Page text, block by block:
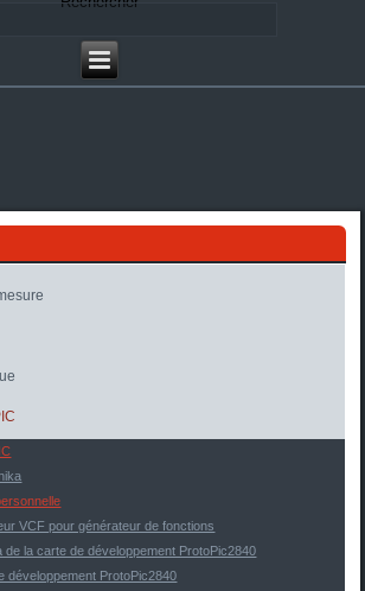
VCF pour générateur de fonctions
de la carte de développement ProtoPic2840
développement ProtoPic2840